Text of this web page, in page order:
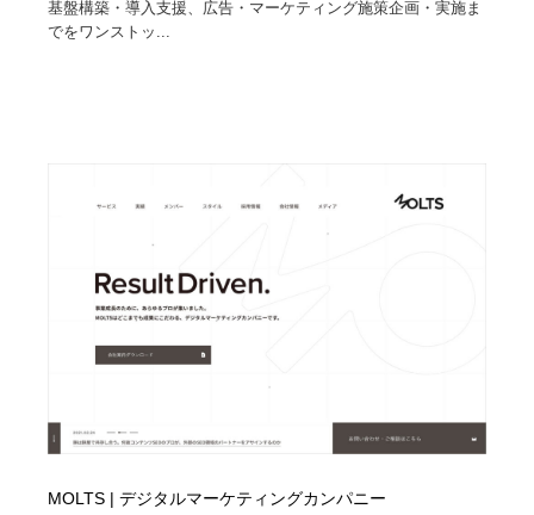
基盤構築・導入支援、広告・マーケティング施策企画・実施ま
でをワンストッ...
MOLTS | デジタルマーケティングカンパニー